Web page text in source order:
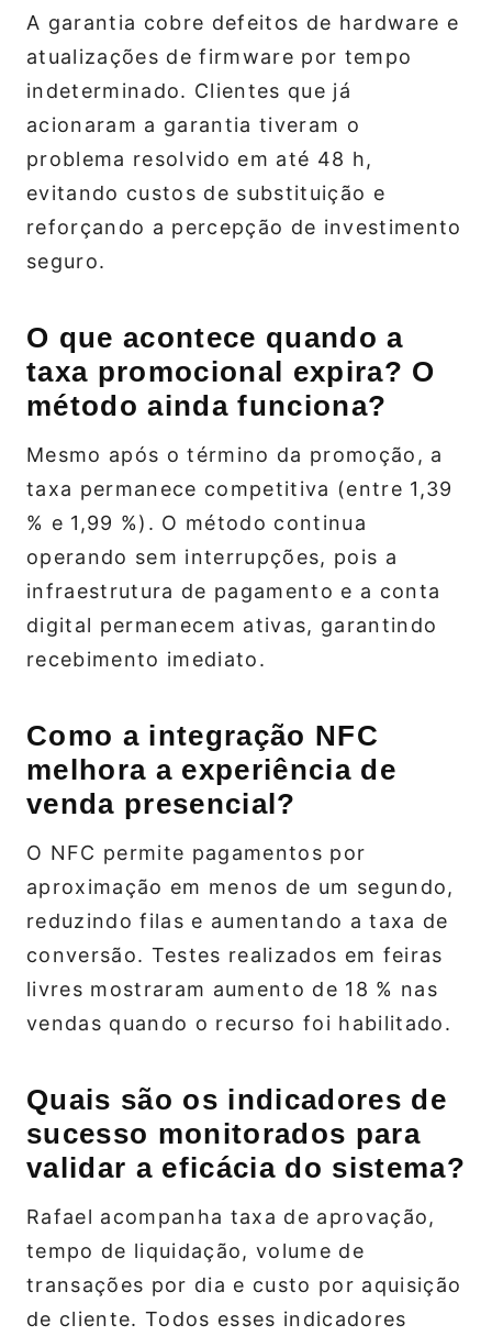
A garantia cobre defeitos de hardware e
atualizações de firmware por tempo
indeterminado. Clientes que já
acionaram a garantia tiveram o
problema resolvido em até 48 h,
evitando custos de substituição e
reforçando a percepção de investimento
seguro.
O que acontece quando a
taxa promocional expira? O
método ainda funciona?
Mesmo após o término da promoção, a
taxa permanece competitiva (entre 1,39
% e 1,99 %). O método continua
operando sem interrupções, pois a
infraestrutura de pagamento e a conta
digital permanecem ativas, garantindo
recebimento imediato.
Como a integração NFC
melhora a experiência de
venda presencial?
O NFC permite pagamentos por
aproximação em menos de um segundo,
reduzindo filas e aumentando a taxa de
conversão. Testes realizados em feiras
livres mostraram aumento de 18 % nas
vendas quando o recurso foi habilitado.
Quais são os indicadores de
sucesso monitorados para
validar a eficácia do sistema?
Rafael acompanha taxa de aprovação,
tempo de liquidação, volume de
transações por dia e custo por aquisição
de cliente. Todos esses indicadores